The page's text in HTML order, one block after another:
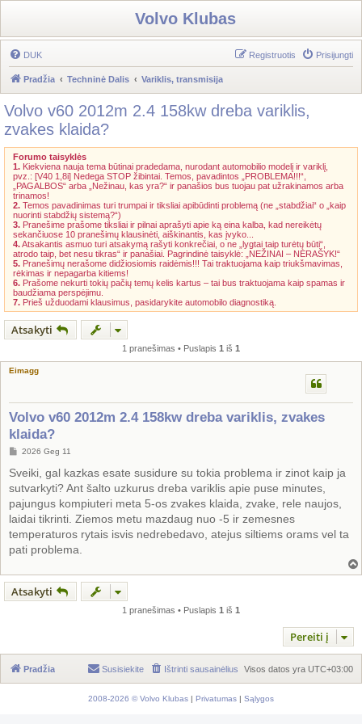
Volvo Klubas
DUK Prisijungti
Registruotis
Pradžia Techninė Dalis Variklis, transmisija
Volvo v60 2012m 2.4 158kw dreba variklis,
zvakes klaida?
Forumo taisyklės
1. Kiekviena nauja tema būtinai pradedama, nurodant automobilio modelį ir variklį,
pvz.: [V40 1,8i] Nedega STOP žibintai. Temos, pavadintos „PROBLEMA!!!“,
„PAGALBOS“ arba „Nežinau, kas yra?“ ir panašios bus tuojau pat užrakinamos arba
trinamos!
2. Temos pavadinimas turi trumpai ir tiksliai apibūdinti problemą (ne „stabdžiai“ o „kaip
nuorinti stabdžių sistemą?“)
3. Pranešime prašome tiksliai ir pilnai aprašyti apie ką eina kalba, kad nereikėtų
sekančiuose 10 pranešimų klausinėti, aiškinantis, kas įvyko...
4.Atsakantis asmuo turi atsakymą rašyti konkrečiai, o ne „lygtai taip turėtų būti“,
atrodo taip, bet nesu tikras“ ir panašiai. Pagrindinė taisyklė: „NEŽINAI – NERAŠYK!“
5. Pranešimų nerašome didžiosiomis raidėmis!!! Tai traktuojama kaip triukšmavimas,
rėkimas ir nepagarba kitiems!
6. Prašome nekurti tokių pačių temų kelis kartus – tai bus traktuojama kaip spamas ir
baudžiama perspėjimu.
7. Prieš užduodami klausimus, pasidarykite automobilo diagnostiką.
Atsakyti
1 pranešimas • Puslapis 1 iš 1
Eimagg
Volvo v60 2012m 2.4 158kw dreba variklis, zvakes
klaida?
S
a
n
d
a
r
t
n
ė
2026 Geg 11
Sveiki, gal kazkas esate susidure su tokia problema ir zinot kaip ja
sutvarkyti? Ant šalto uzkurus dreba variklis apie puse minutes,
pajungus kompiuteri meta 5-os zvakes klaida, zvake, rele naujos,
laidai tikrinti. Ziemos metu mazdaug nuo -5 ir zemesnes
temperaturos rytais isvis nedrebedavo, atejus siltiems orams vel ta
pati problema.
Atsakyti
1 pranešimas • Puslapis 1 iš 1
Pereiti į
Pradžia Visos datos yra UTC+03:00
Ištrinti sausainėlius
Susisiekite
2008-2026 © Volvo Klubas | Privatumas | Sąlygos